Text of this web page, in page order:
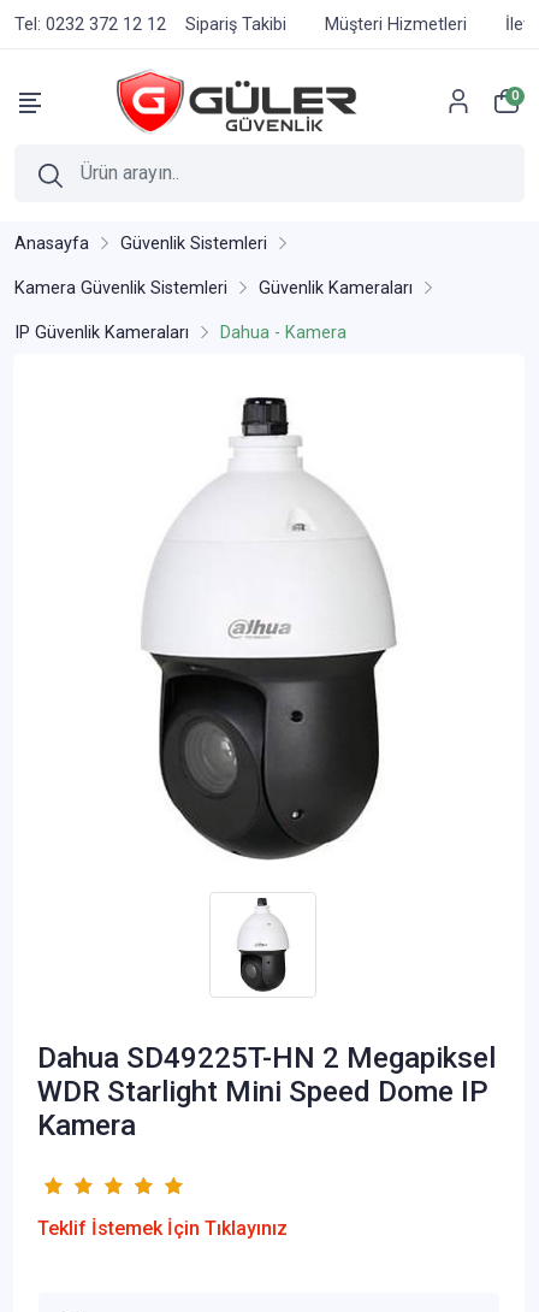
Tel: 0232 372 12 12 Sipariş Takibi Müşteri Hizmetleri
0
Anasayfa Güvenlik Sistemleri
Kamera Güvenlik Sistemleri Güvenlik Kameraları
IP Güvenlik Kameraları Dahua - Kamera
Dahua SD49225T-HN 2 Megapiksel
WDR Starlight Mini Speed Dome IP
Kamera
Teklif İstemek İçin Tıklayınız